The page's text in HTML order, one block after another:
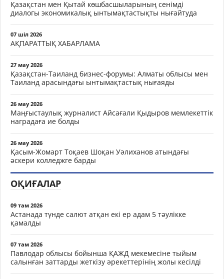
Қазақстан мен Қытай көшбасшыларының сенімді
диалогы экономикалық ынтымақтастықты нығайтуда
07 шіл 2026
АҚПАРАТТЫҚ ХАБАРЛАМА
27 мау 2026
Қазақстан-Таиланд бизнес-форумы: Алматы облысы мен
Таиланд арасындағы ынтымақтастық нығаяды
26 мау 2026
Маңғыстаулық журналист Айсағали Қыдыров мемлекеттік
наградаға ие болды
26 мау 2026
Қасым-Жомарт Тоқаев Шоқан Уәлиханов атындағы
әскери колледжге барды
ОҚИҒАЛАР
09 там 2026
Астанада түнде салют атқан екі ер адам 5 тәулікке
қамалды
07 там 2026
Павлодар облысы бойынша ҚАЖД мекемесіне тыйым
салынған заттарды жеткізу әрекеттерінің жолы кесілді